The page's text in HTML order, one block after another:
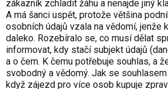
zákazník zchladit žáhu a nenajde jiný
A má šanci uspět, protože většina
osobních údajů vzala na vědomí, jenže
daleko. Rozebíralo se, co musí dělat
informovat, kdy stačí subjekt údajů
a o čem. K čemu potřebuje souhlas, a
svobodný a vědomý. Jak se
když zájezd pro více osob kupuje